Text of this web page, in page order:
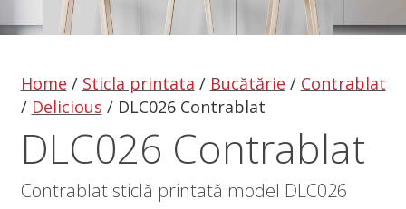
Home / Sticla printata / Bucătărie / Contrablat
/ Delicious / DLC026 Contrablat
DLC026 Contrablat
Contrablat sticlă printată model DLC026